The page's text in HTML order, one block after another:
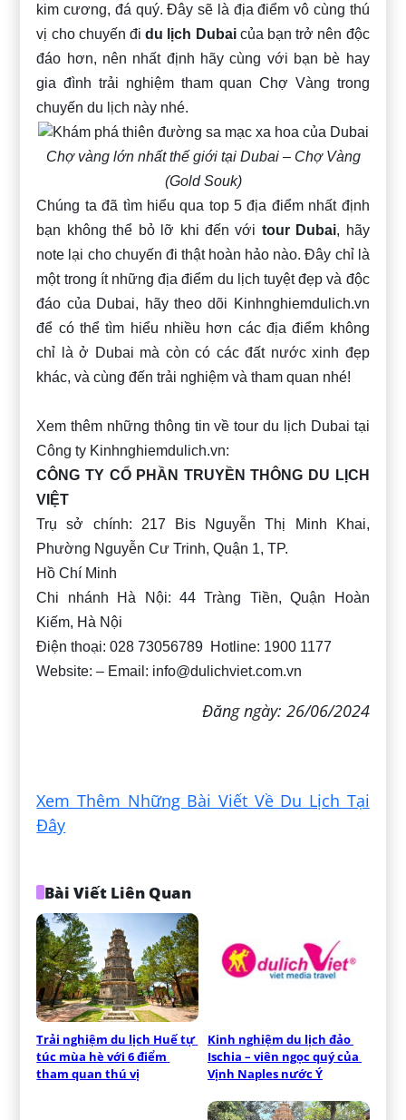
kim cương, đá quý. Đây sẽ là địa điểm vô cùng thú
vị cho chuyến đidu lịch Dubaicủa bạn trở nên độc
đáo hơn, nên nhất định hãy cùng với bạn bè hay
gia đình trải nghiệm tham quan Chợ Vàng trong
chuyến du lịch này nhé.
Chợ vàng lớn nhất thế giới tại Dubai – Chợ Vàng
(Gold Souk)
Chúng ta đã tìm hiểu qua top 5 địa điểm nhất định
bạn không thể bỏ lỡ khi đến với tour Dubai, hãy
note lại cho chuyến đi thật hoàn hảo nào. Đây chỉ là
một trong ít những địa điểm du lịch tuyệt đẹp và độc
đáo của Dubai, hãy theo dõi Kinhnghiemdulich.vn
để có thể tìm hiểu nhiều hơn các địa điểm không
chỉ là ở Dubai mà còn có các đất nước xinh đẹp
khác, và cùng đến trải nghiệm và tham quan nhé!
Xem thêm những thông tin về tour du lịch Dubai tại
Công ty Kinhnghiemdulich.vn:
CÔNG TY CỔ PHẦN TRUYỀN THÔNG DU LỊCH
VIỆT
Trụ sở chính: 217 Bis Nguyễn Thị Minh Khai,
Phường Nguyễn Cư Trinh, Quận 1, TP.
Hồ Chí Minh
Chi nhánh Hà Nội: 44 Tràng Tiền, Quận Hoàn
Kiếm, Hà Nội
Điện thoại: 028 73056789 Hotline: 1900 1177
Website: – Email: info@dulichviet.com.vn
Đăng ngày: 26/06/2024
Xem Thêm Những Bài Viết Về Du Lịch Tại
Đây
Bài Viết Liên Quan
Trải nghiệm du lịch Huế tự
túc mùa hè với 6 điểm
tham quan thú vị
Kinh nghiệm du lịch đảo
Ischia – viên ngọc quý của
Vịnh Naples nước Ý